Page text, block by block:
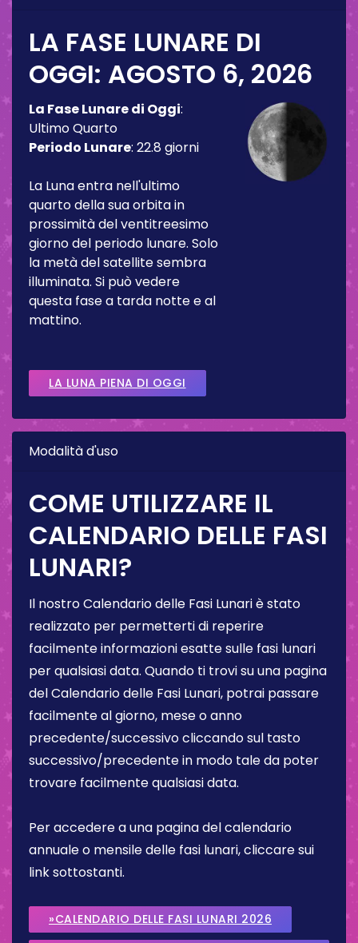
LA FASE LUNARE DI
OGGI: AGOSTO 6, 2026
La Fase Lunare di Oggi:
Ultimo Quarto
Periodo Lunare: 22.8 giorni
La Luna entra nell'ultimo
quarto della sua orbita in
prossimità del ventitreesimo
giorno del periodo lunare. Solo
la metà del satellite sembra
illuminata. Si può vedere
questa fase a tarda notte e al
mattino.
LA LUNA PIENA DI OGGI
Modalità d'uso
COME UTILIZZARE IL
CALENDARIO DELLE FASI
LUNARI?
Il nostro Calendario delle Fasi Lunari è stato
realizzato per permetterti di reperire
facilmente informazioni esatte sulle fasi lunari
per qualsiasi data. Quando ti trovi su una pagina
del Calendario delle Fasi Lunari, potrai passare
facilmente al giorno, mese o anno
precedente/successivo cliccando sul tasto
successivo/precedente in modo tale da poter
trovare facilmente qualsiasi data.
Per accedere a una pagina del calendario
annuale o mensile delle fasi lunari, cliccare sui
link sottostanti.
»CALENDARIO DELLE FASI LUNARI 2026